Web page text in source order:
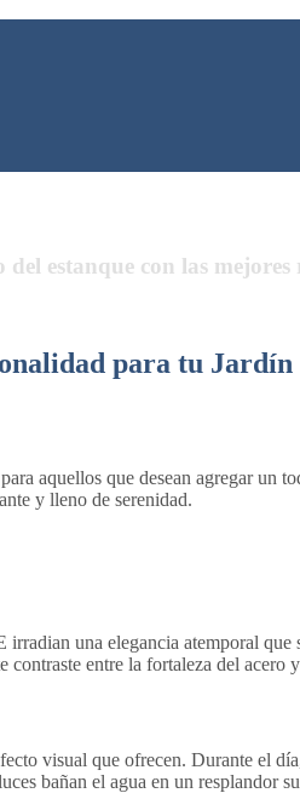
estanque con las mejores
para tu Jardín
aquellos que desean agregar un
y lleno de serenidad.
una elegancia atemporal
entre la fortaleza del
visual que ofrecen. Durante el
bañan el agua en un resplandor